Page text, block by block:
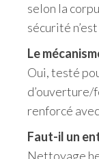
selon la
sécurité
Le
Oui, testé
d’ouverture/
renforcé
Faut-il un
Nettoyage